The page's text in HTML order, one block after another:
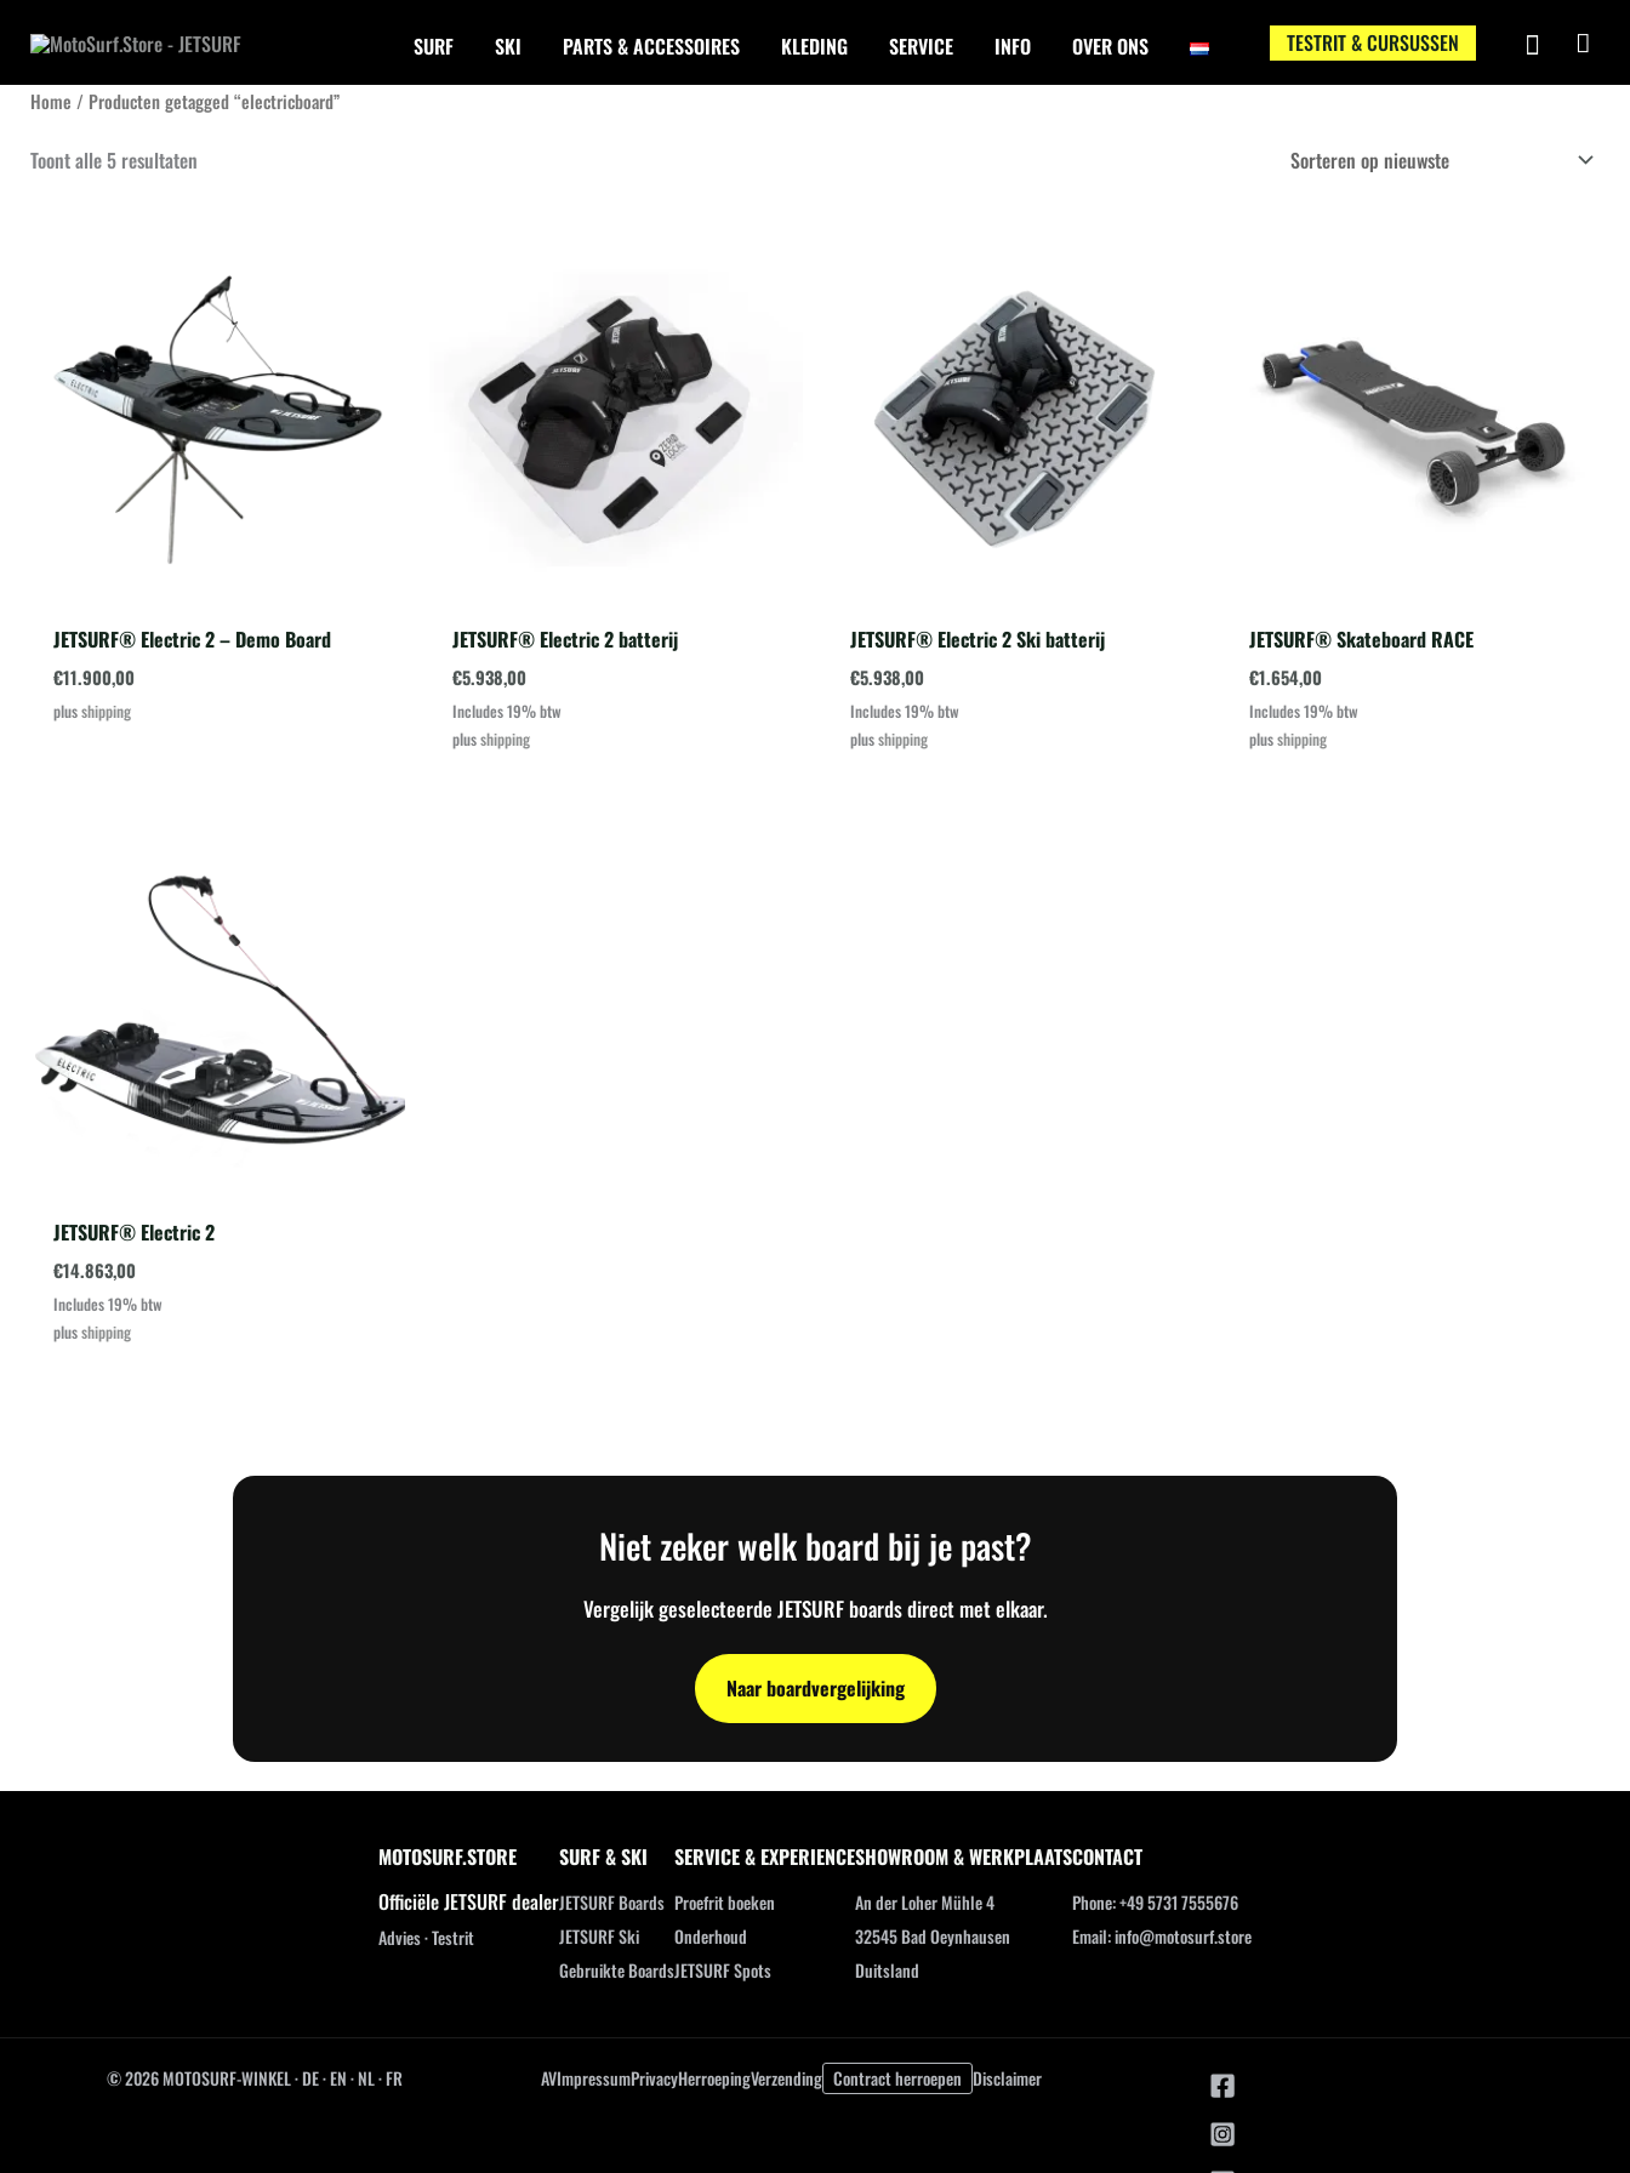
naar
de
SURF SKI PARTS & ACCESSOIRES KLEDING SERVICE INFO OVER ONS TESTRIT & CURSUSSEN
Home / Producten getagged “electricboard”
Toont alle 5 resultaten
JETSURF® Electric 2 – Demo Board
€11.900,00
plusshipping
JETSURF® Electric 2 batterij
€5.938,00
Includes 19% btw
plusshipping
JETSURF® Electric 2 Ski batterij
€5.938,00
Includes 19% btw
plusshipping
JETSURF® Skateboard RACE
€1.654,00
Includes 19% btw
plusshipping
JETSURF® Electric 2
€14.863,00
Includes 19% btw
plusshipping
Niet zeker welk board bij je past?
Vergelijk geselecteerde JETSURF boards direct met elkaar.
Naar boardvergelijking
MOTOSURF.STORE
Officiële JETSURF dealer
Advies · Testrit
SURF & SKI
JETSURF Boards
JETSURF Ski
Gebruikte Boards
SERVICE & EXPERIENCE
Proefrit boeken
Onderhoud
JETSURF Spots
SHOWROOM & WERKPLAATS
An der Loher Mühle 4
32545 Bad Oeynhausen
Duitsland
CONTACT
Phone: +49 5731 7555676
Email: info@motosurf.store
© 2026 MOTOSURF-WINKEL ·DE·EN·NL ·FR AVImpressumPrivacyHerroepingVerzending Contract herroepen Disclaimer